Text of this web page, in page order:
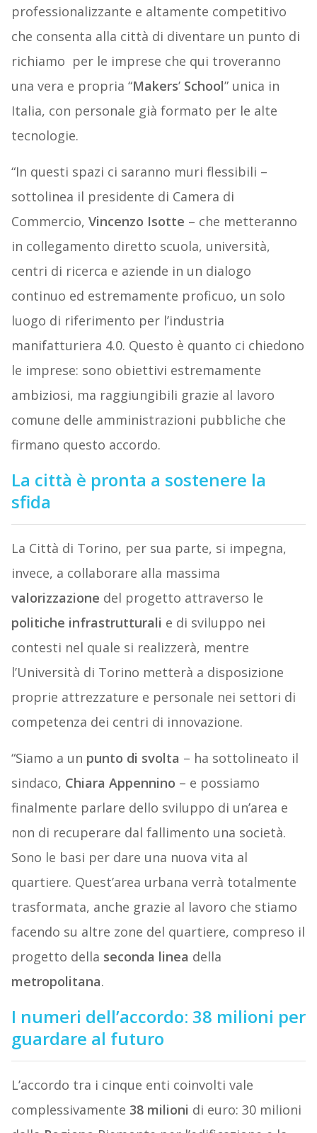
professionalizzante e altamente competitivo
che consenta alla città di diventare un punto di
richiamo per le imprese che qui troveranno
una vera e propria “Makers’ School” unica in
Italia, con personale già formato per le alte
tecnologie.
“In questi spazi ci saranno muri flessibili –
sottolinea il presidente di Camera di
Commercio, Vincenzo Isotte – che metteranno
in collegamento diretto scuola, università,
centri di ricerca e aziende in un dialogo
continuo ed estremamente proficuo, un solo
luogo di riferimento per l’industria
manifatturiera 4.0. Questo è quanto ci chiedono
le imprese: sono obiettivi estremamente
ambiziosi, ma raggiungibili grazie al lavoro
comune delle amministrazioni pubbliche che
firmano questo accordo.
La città è pronta a sostenere la
sfida
La Città di Torino, per sua parte, si impegna,
invece, a collaborare alla massima
valorizzazione del progetto attraverso le
politiche infrastrutturali e di sviluppo nei
contesti nel quale si realizzerà, mentre
l’Università di Torino metterà a disposizione
proprie attrezzature e personale nei settori di
competenza dei centri di innovazione.
“Siamo a un punto di svolta – ha sottolineato il
sindaco, Chiara Appennino – e possiamo
finalmente parlare dello sviluppo di un’area e
non di recuperare dal fallimento una società.
Sono le basi per dare una nuova vita al
quartiere. Quest’area urbana verrà totalmente
trasformata, anche grazie al lavoro che stiamo
facendo su altre zone del quartiere, compreso il
progetto della seconda linea della
metropolitana.
I numeri dell’accordo: 38 milioni per
guardare al futuro
L’accordo tra i cinque enti coinvolti vale
complessivamente 38 milioni di euro: 30 milioni